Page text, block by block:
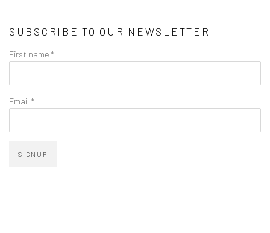
SUBSCRIBE TO OUR NEWSLETTER
First name *
Email *
SIGNUP